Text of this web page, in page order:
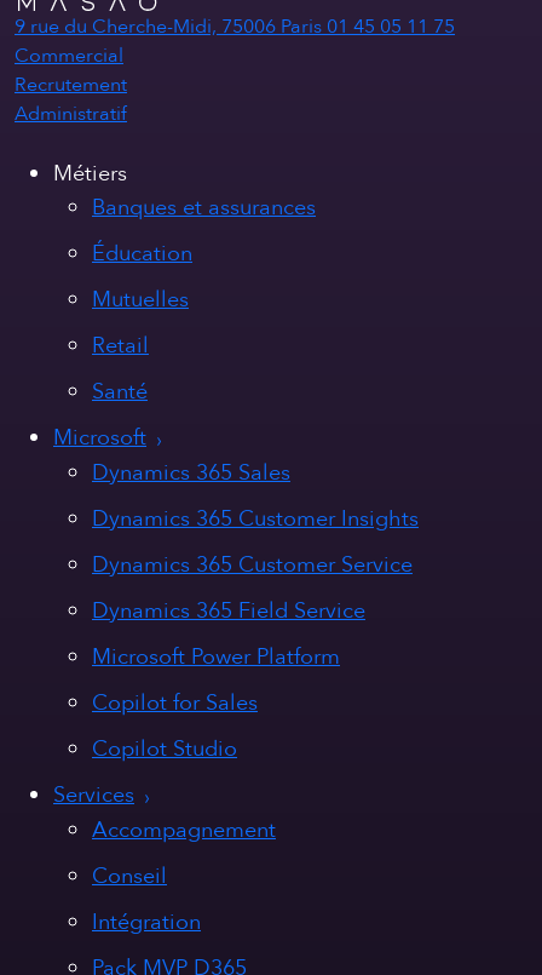
9 rue du Cherche-Midi, 75006 Paris 01 45 05 11 75
Commercial
Recrutement
Administratif
Métiers
Banques et assurances
Éducation
Mutuelles
Retail
Santé
Microsoft
Dynamics 365 Sales
Dynamics 365 Customer Insights
Dynamics 365 Customer Service
Dynamics 365 Field Service
Microsoft Power Platform
Copilot for Sales
Copilot Studio
Services
Accompagnement
Conseil
Intégration
Pack MVP D365